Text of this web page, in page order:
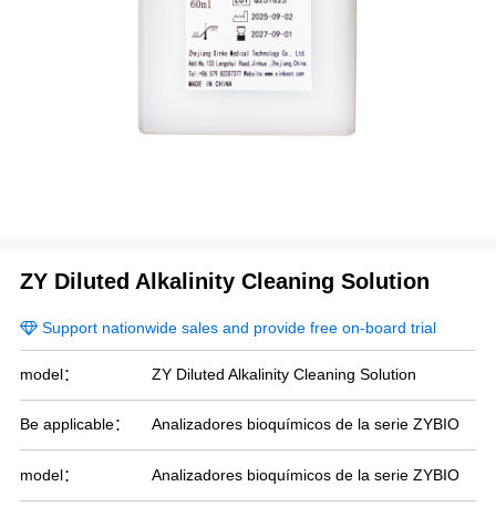
ZY Diluted Alkalinity Cleaning Solution
Support nationwide sales and provide free on-board trial
model： ZY Diluted Alkalinity Cleaning Solution
Be applicable： Analizadores bioquímicos de la serie ZYBIO
model： Analizadores bioquímicos de la serie ZYBIO